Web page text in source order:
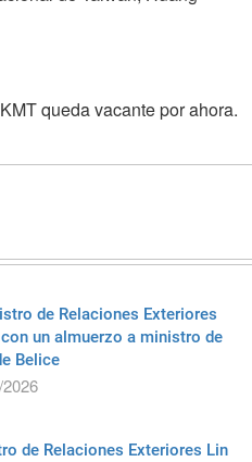
queda vacante por ahora.
de Relaciones Exteriores
un almuerzo a ministro de
Belice
de Relaciones Exteriores Lin